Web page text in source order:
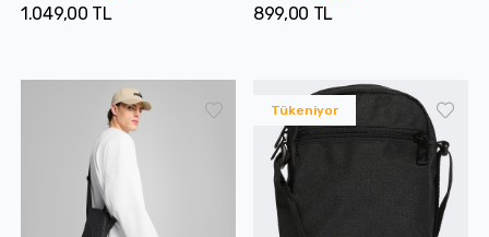
1.049,00 TL 899,00 TL
Tükeniyor